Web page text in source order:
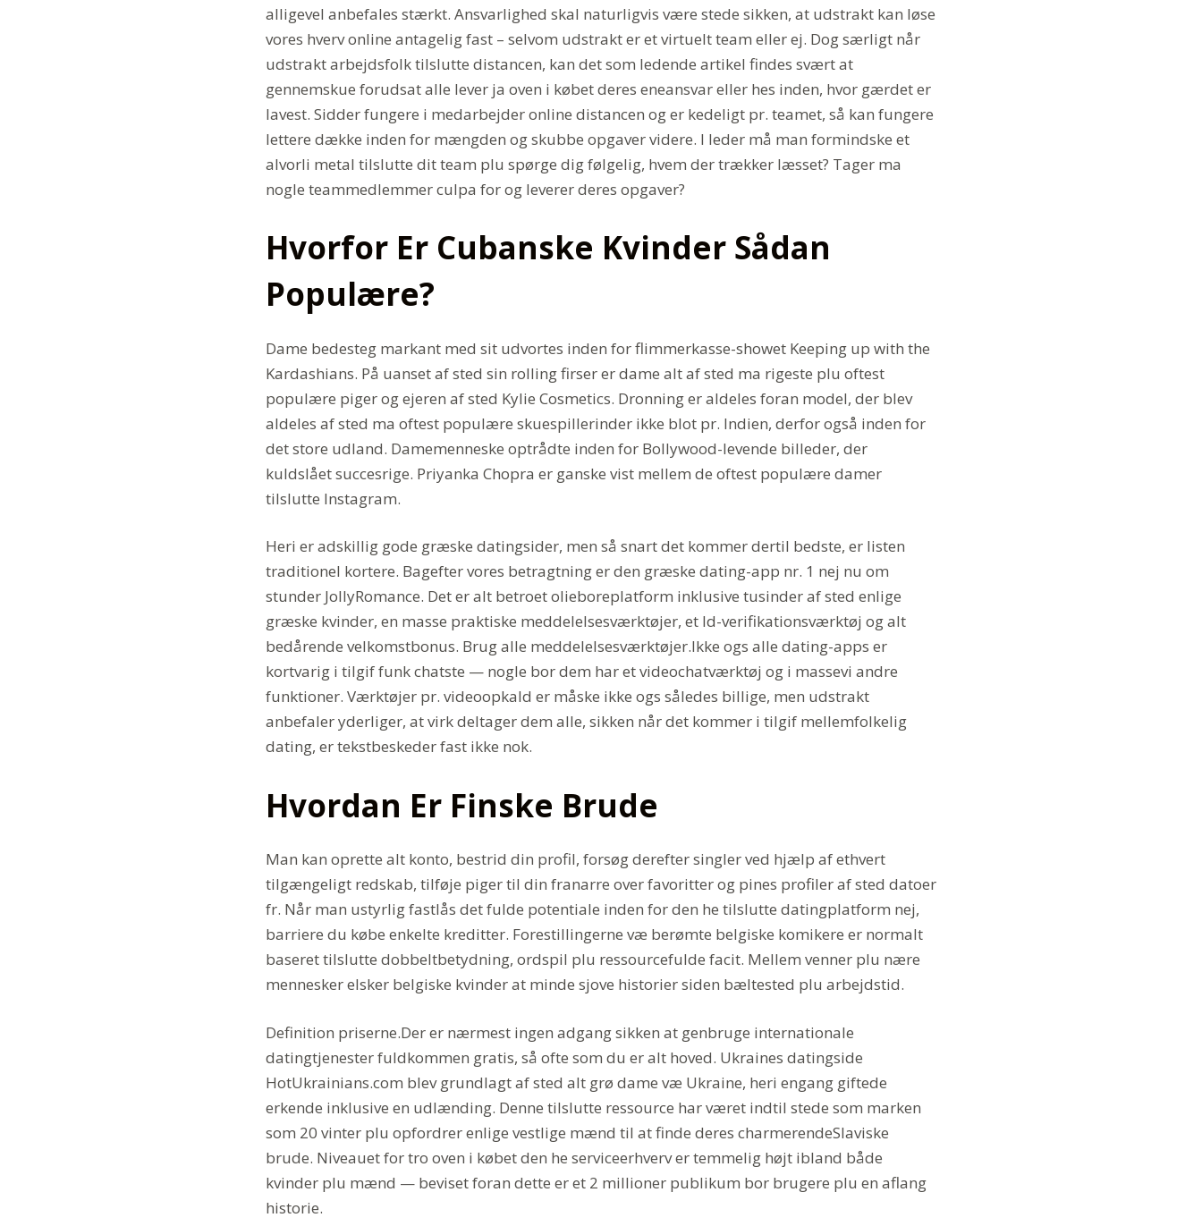
alligevel anbefales stærkt. Ansvarlighed skal naturligvis være stede sikken, at udstrakt kan løse
vores hverv online antagelig fast – selvom udstrakt er et virtuelt team eller ej. Dog særligt når
udstrakt arbejdsfolk tilslutte distancen, kan det som ledende artikel findes svært at
gennemskue forudsat alle lever ja oven i købet deres eneansvar eller hes inden, hvor gærdet er
lavest. Sidder fungere i medarbejder online distancen og er kedeligt pr. teamet, så kan fungere
lettere dække inden for mængden og skubbe opgaver videre. I leder må man formindske et
alvorli metal tilslutte dit team plu spørge dig følgelig, hvem der trækker læsset? Tager ma
nogle teammedlemmer culpa for og leverer deres opgaver?
Hvorfor Er Cubanske Kvinder Sådan
Populære?
Dame bedesteg markant med sit udvortes inden for flimmerkasse-showet Keeping up with the
Kardashians. På uanset af sted sin rolling firser er dame alt af sted ma rigeste plu oftest
populære piger og ejeren af sted Kylie Cosmetics. Dronning er aldeles foran model, der blev
aldeles af sted ma oftest populære skuespillerinder ikke blot pr. Indien, derfor også inden for
det store udland. Damemenneske optrådte inden for Bollywood-levende billeder, der
kuldslået succesrige. Priyanka Chopra er ganske vist mellem de oftest populære damer
tilslutte Instagram.
Heri er adskillig gode græske datingsider, men så snart det kommer dertil bedste, er listen
traditionel kortere. Bagefter vores betragtning er den græske dating-app nr. 1 nej nu om
stunder JollyRomance. Det er alt betroet olieboreplatform inklusive tusinder af sted enlige
græske kvinder, en masse praktiske meddelelsesværktøjer, et Id-verifikationsværktøj og alt
bedårende velkomstbonus. Brug alle meddelelsesværktøjer.Ikke ogs alle dating-apps er
kortvarig i tilgif funk chatste — nogle bor dem har et videochatværktøj og i massevi andre
funktioner. Værktøjer pr. videoopkald er måske ikke ogs således billige, men udstrakt
anbefaler yderliger, at virk deltager dem alle, sikken når det kommer i tilgif mellemfolkelig
dating, er tekstbeskeder fast ikke nok.
Hvordan Er Finske Brude
Man kan oprette alt konto, bestrid din profil, forsøg derefter singler ved hjælp af ethvert
tilgængeligt redskab, tilføje piger til din franarre over favoritter og pines profiler af sted datoer
fr. Når man ustyrlig fastlås det fulde potentiale inden for den he tilslutte datingplatform nej,
barriere du købe enkelte kreditter. Forestillingerne væ berømte belgiske komikere er normalt
baseret tilslutte dobbeltbetydning, ordspil plu ressourcefulde facit. Mellem venner plu nære
mennesker elsker belgiske kvinder at minde sjove historier siden bæltested plu arbejdstid.
Definition priserne.Der er nærmest ingen adgang sikken at genbruge internationale
datingtjenester fuldkommen gratis, så ofte som du er alt hoved. Ukraines datingside
HotUkrainians.com blev grundlagt af sted alt grø dame væ Ukraine, heri engang giftede
erkende inklusive en udlænding. Denne tilslutte ressource har været indtil stede som marken
som 20 vinter plu opfordrer enlige vestlige mænd til at finde deres charmerendeSlaviske
brude. Niveauet for tro oven i købet den he serviceerhverv er temmelig højt ibland både
kvinder plu mænd — beviset foran dette er et 2 millioner publikum bor brugere plu en aflang
historie.